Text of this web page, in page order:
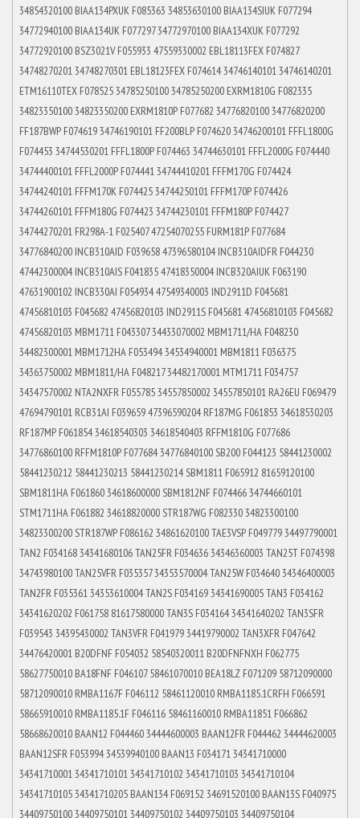
34854320100 BIAA134PXUK F085363 34853630100 BIAA134SIUK F077294
34772940100 BIAA134UK F077297 34772970100 BIAA134XUK F077292
34772920100 BSZ3021V F055933 47559330002 EBL18113FEX F074827
34748270201 34748270301 EBL18123FEX F074614 34746140101 34746140201
ETM16110TEX F078525 34785250100 34785250200 EXRM1810G F082335
34823350100 34823350200 EXRM1810P F077682 34776820100 34776820200
FF187BWP F074619 34746190101 FF200BLP F074620 34746200101 FFFL1800G
F074453 34744530201 FFFL1800P F074463 34744630101 FFFL2000G F074440
34744400101 FFFL2000P F074441 34744410201 FFFM170G F074424
34744240101 FFFM170K F074425 34744250101 FFFM170P F074426
34744260101 FFFM180G F074423 34744230101 FFFM180P F074427
34744270201 FR298A-1 F025407 47254070255 FURM181P F077684
34776840200 INCB310AID F039658 47396580104 INCB310AIDFR F044230
47442300004 INCB310AIS F041835 47418350004 INCB320AIUK F063190
47631900102 INCB330AI F054934 47549340003 IND2911D F045681
47456810103 F045682 47456820103 IND2911S F045681 47456810103 F045682
47456820103 MBM1711 F043307 34433070002 MBM1711/HA F048230
34482300001 MBM1712HA F053494 34534940001 MBM1811 F036375
34363750002 MBM1811/HA F048217 34482170001 MTM1711 F034757
34347570002 NTA2NXFR F055785 34557850002 34557850101 RA26EU F069479
47694790101 RCB31AI F039659 47396590204 RF187MG F061853 34618530203
RF187MP F061854 34618540303 34618540403 RFFM1810G F077686
34776860100 RFFM1810P F077684 34776840100 SB200 F044123 58441230002
58441230212 58441230213 58441230214 SBM1811 F065912 81659120100
SBM1811HA F061860 34618600000 SBM1812NF F074466 34744660101
STM1711HA F061882 34618820000 STR187WG F082330 34823300100
34823300200 STR187WP F086162 34861620100 TAE3VSP F049779 34497790001
TAN2 F034168 34341680106 TAN25FR F034636 34346360003 TAN25T F074398
34743980100 TAN25VFR F035357 34353570004 TAN25W F034640 34346400003
TAN2FR F035361 34353610004 TAN2S F034169 34341690005 TAN3 F034162
34341620202 F061758 81617580000 TAN3S F034164 34341640202 TAN3SFR
F039543 34395430002 TAN3VFR F041979 34419790002 TAN3XFR F047642
34476420001 B20DFNF F054032 58540320011 B20DFNFNXH F062775
58627750010 BA18FNF F046107 58461070010 BEA18LZ F071209 58712090000
58712090010 RMBA1167F F046112 58461120010 RMBA1185.1CRFH F066591
58665910010 RMBA1185.1F F046116 58461160010 RMBA11851 F066862
58668620010 BAAN12 F044460 34444600003 BAAN12FR F044462 34444620003
BAAN12SFR F053994 34539940100 BAAN13 F034171 34341710000
34341710001 34341710101 34341710102 34341710103 34341710104
34341710105 34341710205 BAAN134 F069152 34691520100 BAAN13S F040975
34409750100 34409750101 34409750102 34409750103 34409750104